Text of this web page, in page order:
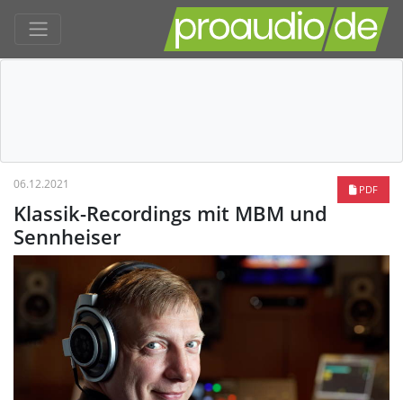
PDF
06.12.2021
Klassik-Recordings mit MBM und
Sennheiser